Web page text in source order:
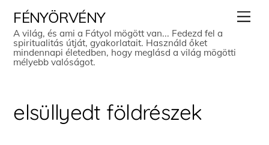
content
FÉNYÖRVÉNY
A világ, és ami a Fátyol mögött van... Fedezd fel a
spiritualitás útját, gyakorlatait. Használd őket
mindennapi életedben, hogy meglásd a világ mögötti
mélyebb valóságot.
elsüllyedt földrészek